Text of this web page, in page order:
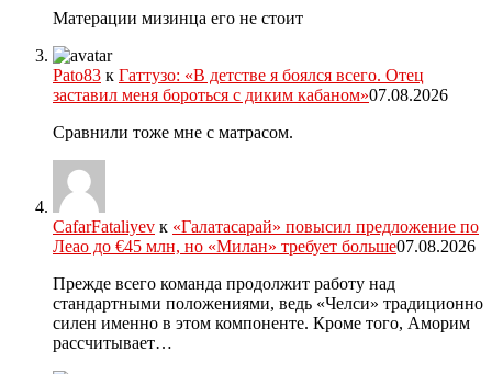
Матерации мизинца его не стоит
Pato83 к Гаттузо: «В детстве я боялся всего. Отец
заставил меня бороться с диким кабаном»07.08.2026
Сравнили тоже мне с матрасом.
CafarFataliyev к «Галатасарай» повысил предложение по
Леао до €45 млн, но «Милан» требует больше07.08.2026
Прежде всего команда продолжит работу над
стандартными положениями, ведь «Челси» традиционно
силен именно в этом компоненте. Кроме того, Аморим
рассчитывает…